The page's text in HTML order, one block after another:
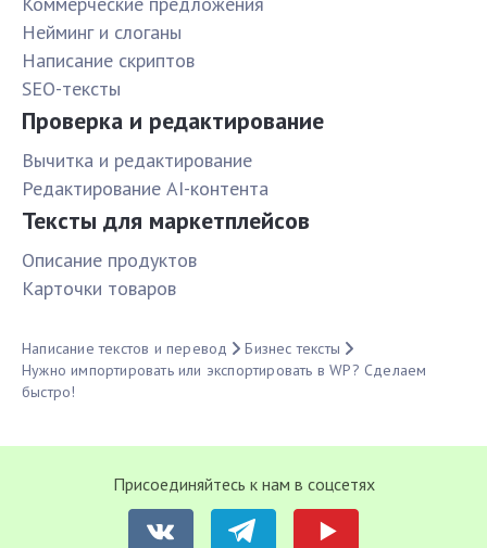
Нейминг и слоганы
Написание скриптов
SEO-тексты
Проверка и редактирование
Вычитка и редактирование
Редактирование AI-контента
Тексты для маркетплейсов
Описание продуктов
Карточки товаров
Написание текстов и перевод
Бизнес тексты
Нужно импортировать или экспортировать в WP? Сделаем
быстро!
Присоединяйтесь к нам в соцсетях